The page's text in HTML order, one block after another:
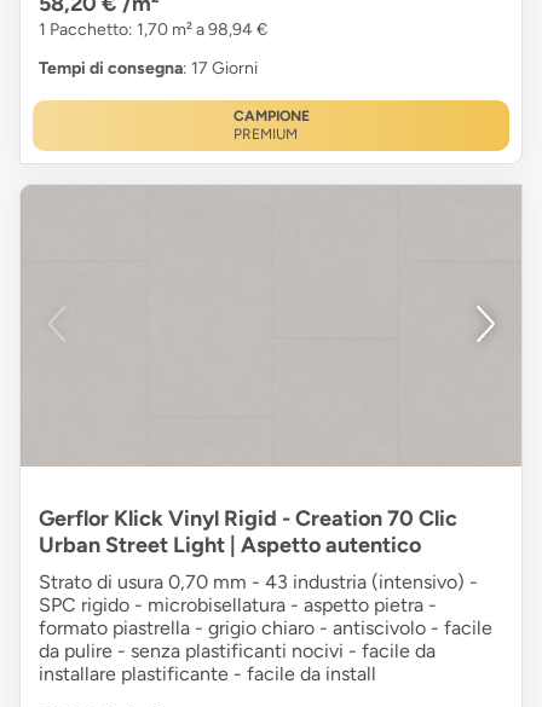
1 Pacchetto: 1,70 m² a 98,94 €
Tempi di consegna: 17 Giorni
CAMPIONE
PREMIUM
Gerflor Klick Vinyl Rigid - Creation 70 Clic
Urban Street Light | Aspetto autentico
Strato di usura 0,70 mm - 43 industria (intensivo) -
SPC rigido - microbisellatura - aspetto pietra -
formato piastrella - grigio chiaro - antiscivolo - facile
da pulire - senza plastificanti nocivi - facile da
installare plastificante - facile da install